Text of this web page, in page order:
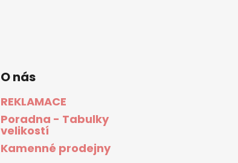
O nás
REKLAMACE
Poradna - Tabulky
velikostí
Kamenné prodejny